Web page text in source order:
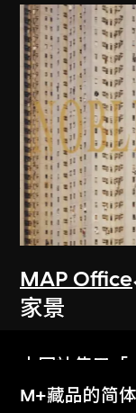
MAP Office
家景
本网站使用
体验。
M+藏品的简